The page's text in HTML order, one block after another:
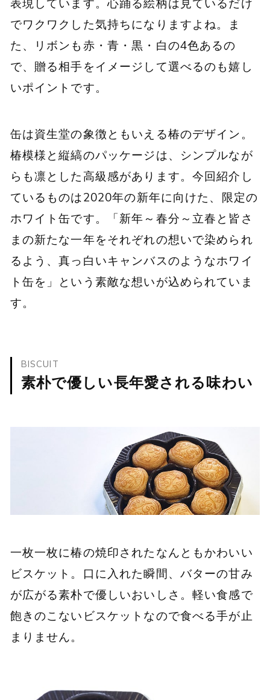
表現しています。心踊る絵柄は見ているだけ
でワクワクした気持ちになりますよね。ま
た、リボンも赤・青・黒・白の4色あるの
で、贈る相手をイメージして選べるのも嬉し
いポイントです。
缶は資生堂の象徴ともいえる椿のデザイン。
椿模様と縦縞のパッケージは、シンプルなが
らも凛とした高級感があります。今回紹介し
ているものは2020年の新年に向けた、限定の
ホワイト缶です。「新年～春分～立春と皆さ
まの新たな⼀年をそれぞれの想いで染められ
るよう、真っ白いキャンバスのようなホワイ
ト缶を」という素敵な想いが込められていま
す。
BISCUIT
素朴で優しい長年愛される味わい
一枚一枚に椿の焼印されたなんともかわいい
ビスケット。口に入れた瞬間、バターの甘み
が広がる素朴で優しいおいしさ。軽い食感で
飽きのこないビスケットなので食べる手が止
まりません。